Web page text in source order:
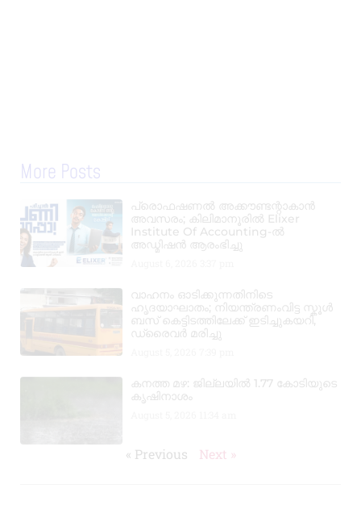
More Posts
പ്രൊഫഷണൽ അക്കൗണ്ടന്റാകാൻ
അവസരം; കിലിമാനൂരിൽ Elixer
Institute Of Accounting-ൽ
അഡ്മിഷൻ ആരംഭിച്ചു
വാഹനം ഓടിക്കുന്നതിനിടെ
ഹൃദയാഘാതം; നിയന്ത്രണംവിട്ട സ്കൂൾ
ബസ് കെട്ടിടത്തിലേക്ക് ഇടിച്ചുകയറി,
ഡ്രൈവർ മരിച്ചു
കനത്ത മഴ: ജില്ലയിൽ 1.77 കോടിയുടെ
കൃഷിനാശം
« Previous Next »